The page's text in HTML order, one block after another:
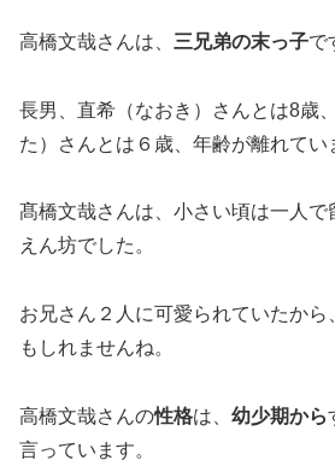
高橋文哉さんは、 三兄弟の末っ子で
長男、直希（なおき）さんとは8歳
た）さんとは６歳、年齢が離れてい
髙橋文哉さんは、小さい頃は一人
えん坊でした。
お兄さん２人に可愛られていたか
もしれませんね。
高橋文哉さんの性格は、 幼少期から
言っています。